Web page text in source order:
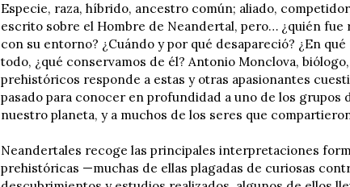
Especie, raza, híbrido, ancestro común; aliado,
escrito sobre el Hombre de Neandertal, pero… ¿quién
con su entorno? ¿Cuándo y por qué desapareció? ¿En
todo, ¿qué conservamos de él? Antonio Monclova,
prehistóricos responde a estas y otras apasionantes
pasado para conocer en profundidad a uno de los
nuestro planeta, y a muchos de los seres que
Neandertales recoge las principales interpretaciones
prehistóricas —muchas de ellas plagadas de curiosas